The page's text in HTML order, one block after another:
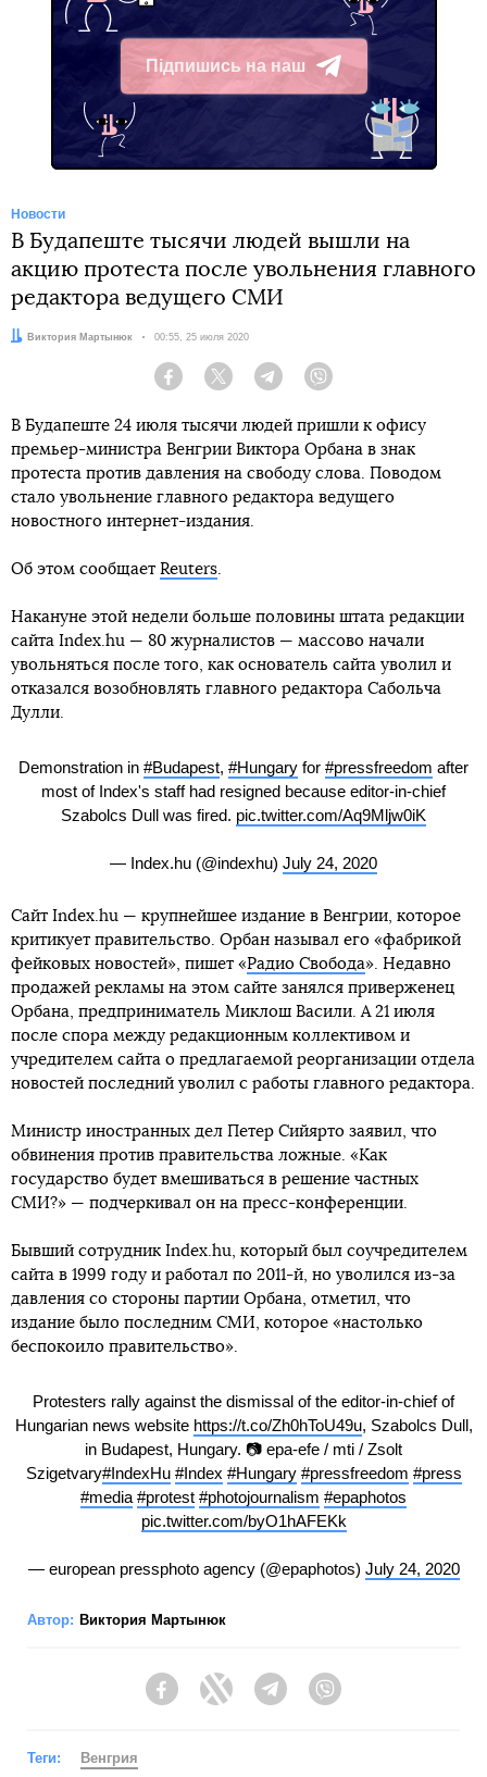
Підпишись на наш
Telegram
Новости
В Будапеште тысячи людей вышли на
акцию протеста после увольнения главного
редактора ведущего СМИ
Автор:Виктория Мартынюк Дата:
00:55, 25 июля 2020
Facebook Twitter Telegram
В Будапеште 24 июля тысячи людей пришли к офису
премьер-министра Венгрии Виктора Орбана в знак
протеста против давления на свободу слова. Поводом
стало увольнение главного редактора ведущего
новостного интернет-издания.
Об этом сообщает Reuters.
Накануне этой недели больше половины штата редакции
сайта Index.hu — 80 журналистов — массово начали
увольняться после того, как основатель сайта уволил и
отказался возобновлять главного редактора Сабольча
Дулли.
Demonstration in #Budapest, #Hungary for #pressfreedom after
most of Index's staff had resigned because editor-in-chief
Szabolcs Dull was fired. pic.twitter.com/Aq9Mljw0iK
— Index.hu (@indexhu) July 24, 2020
Сайт Index.hu — крупнейшее издание в Венгрии, которое
критикует правительство. Орбан называл его «фабрикой
фейковых новостей», пишет «Радио Свобода». Недавно
продажей рекламы на этом сайте занялся приверженец
Орбана, предприниматель Миклош Васили. А 21 июля
после спора между редакционным коллективом и
учредителем сайта о предлагаемой реорганизации отдела
новостей последний уволил с работы главного редактора.
Министр иностранных дел Петер Сийярто заявил, что
обвинения против правительства ложные. «Как
государство будет вмешиваться в решение частных
СМИ?» — подчеркивал он на пресс-конференции.
Бывший сотрудник Index.hu, который был соучредителем
сайта в 1999 году и работал по 2011-й, но уволился из-за
давления со стороны партии Орбана, отметил, что
издание было последним СМИ, которое «настолько
беспокоило правительство».
Protesters rally against the dismissal of the editor-in-chief of
Hungarian news website https://t.co/Zh0hToU49u, Szabolcs Dull,
in Budapest, Hungary. 📷 epa-efe / mti / Zsolt
Szigetvary#IndexHu #Index #Hungary #pressfreedom #press
#media #protest #photojournalism #epaphotos
pic.twitter.com/byO1hAFEKk
— european pressphoto agency (@epaphotos) July 24, 2020
Автор: Виктория Мартынюк
FacebookTwitter Telegram
Теги: Венгрия